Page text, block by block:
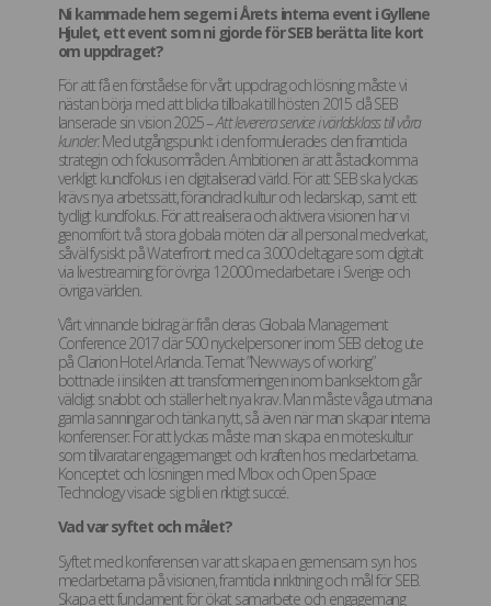
Ni kammade hem segern i Årets interna event i Gyllene
Hjulet, ett event som ni gjorde för SEB berätta lite kort
om uppdraget?
För att få en förståelse för vårt uppdrag och lösning måste vi
nästan börja med att blicka tillbaka till hösten 2015 då SEB
lanserade sin vision 2025 –Att leverera service i världsklass till våra
kunder. Med utgångspunkt i den formulerades den framtida
strategin och fokusområden. Ambitionen är att åstadkomma
verkligt kundfokus i en digitaliserad värld. För att SEB ska lyckas
krävs nya arbetssätt, förändrad kultur och ledarskap, samt ett
tydligt kundfokus. För att realisera och aktivera visionen har vi
genomfört två stora globala möten där all personal medverkat,
såväl fysiskt på Waterfront med ca 3.000 deltagare som digitalt
via livestreaming för övriga 12.000 medarbetare i Sverige och
övriga världen.
Vårt vinnande bidrag är från deras Globala Management
Conference 2017 där 500 nyckelpersoner inom SEB deltog ute
på Clarion Hotel Arlanda. Temat ”New ways of working”
bottnade i insikten att transformeringen inom banksektorn går
väldigt snabbt och ställer helt nya krav. Man måste våga utmana
gamla sanningar och tänka nytt, så även när man skapar interna
konferenser. För att lyckas måste man skapa en möteskultur
som tillvaratar engagemanget och kraften hos medarbetarna.
Konceptet och lösningen med Mbox och Open Space
Technology visade sig bli en riktigt succé.
Vad var syftet och målet?
Syftet med konferensen var att skapa en gemensam syn hos
medarbetarna på visionen, framtida inriktning och mål för SEB.
Skapa ett fundament för ökat samarbete och engagemang